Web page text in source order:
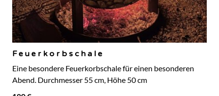
Feuerkorbschale
Eine besondere Feuerkorbschale für einen besonderen
Abend. Durchmesser 55 cm, Höhe 50 cm